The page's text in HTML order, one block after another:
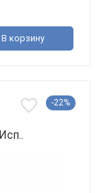
В корзину
-22%